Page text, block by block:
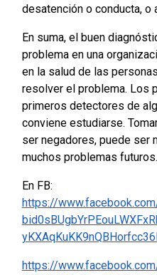
desatención o conducta, o
En suma, el buen
problema en una
en la salud de las
resolver el problema. Los
primeros detectores de
conviene estudiarse.
ser negadores, puede ser
muchos problemas futuros.
En FB:
https://
https://